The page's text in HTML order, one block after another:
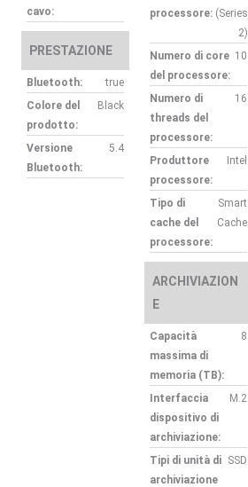
cavo:
PRESTAZIONE
Bluetooth:
true
Colore del
prodotto:
Black
Versione
Bluetooth:
5.4
processore: (Series
2)
Numero di core
del processore:
10
Numero di
threads del
processore:
16
Produttore
processore:
Intel
Tipo di
cache del
processore:
Smart
Cache
ARCHIVIAZION
E
Capacità
massima di
memoria (TB):
8
Interfaccia
dispositivo di
archiviazione:
M.2
Tipi di unità di
archiviazione
SSD